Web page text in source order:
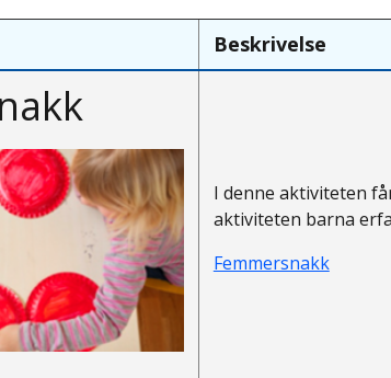
Beskrivelse
I denne aktiviteten
aktiviteten barna
Femmersnakk